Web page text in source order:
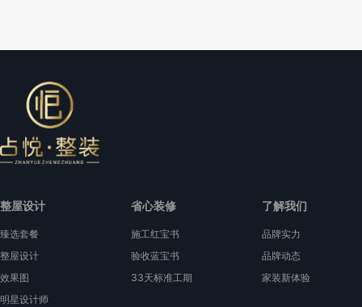
整屋设计
臻选套餐
整屋设计
效果图
明星设计师
省心装修
施工红宝书
验收蓝宝书
33天标准工期
了解我们
品牌实力
品牌动态
家装新体验